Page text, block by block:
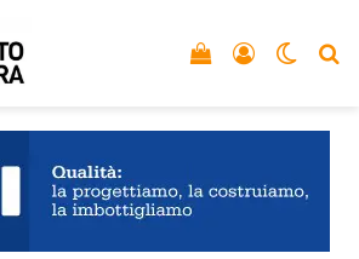
Accedi
Vedi il carrello